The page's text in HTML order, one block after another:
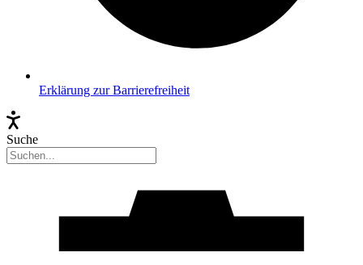
Erklärung zur Barrierefreiheit
Suche